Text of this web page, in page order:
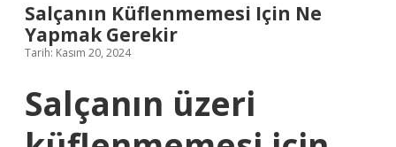
Salçanın Küflenmemesi Için Ne
Yapmak Gerekir
Tarih: Kasım 20, 2024
Salçanın üzeri